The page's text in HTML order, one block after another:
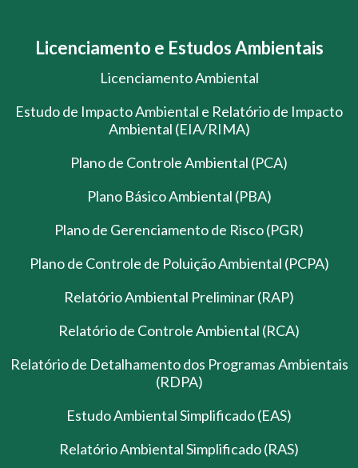
Licenciamento e Estudos Ambientais
Licenciamento Ambiental
Estudo de Impacto Ambiental e Relatório de Impacto
Ambiental (EIA/RIMA)
Plano de Controle Ambiental (PCA)
Plano Básico Ambiental (PBA)
Plano de Gerenciamento de Risco (PGR)
Plano de Controle de Poluição Ambiental (PCPA)
Relatório Ambiental Preliminar (RAP)
Relatório de Controle Ambiental (RCA)
Relatório de Detalhamento dos Programas Ambientais
(RDPA)
Estudo Ambiental Simplificado (EAS)
Relatório Ambiental Simplificado (RAS)